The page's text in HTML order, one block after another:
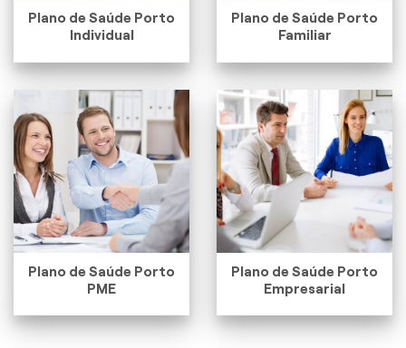
Plano de Saúde Porto
Individual
Plano de Saúde Porto
Familiar
Plano de Saúde Porto
PME
Plano de Saúde Porto
Empresarial